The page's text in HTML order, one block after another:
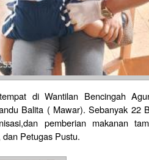
di Wantilan Bencingah
Balita ( Mawar). Sebanyak 22
pemberian makanan
Petugas Pustu.